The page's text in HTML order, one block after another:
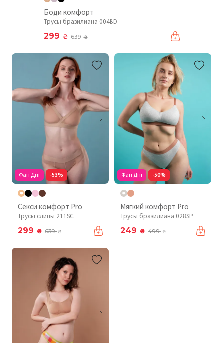
Боди комфорт
Трусы бразилиана 004BD
299 ₴ 639₴
Фан Дні -53%
Секси комфорт Pro
Трусы слипы 211SC
299 ₴ 639₴
Фан Дні -50%
Мягкий комфорт Pro
Трусы бразилиана 028SP
249 ₴ 499₴